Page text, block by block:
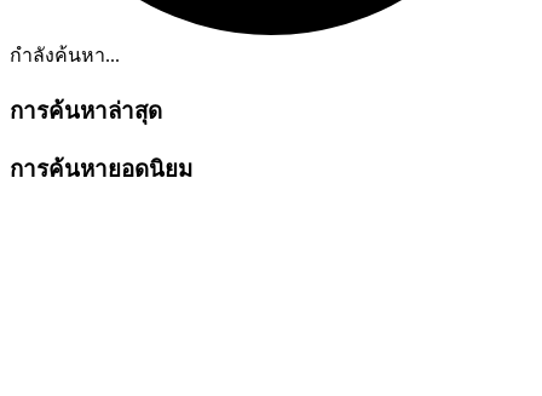
กำลังค้นหา...
การค้นหาล่าสุด
การค้นหายอดนิยม